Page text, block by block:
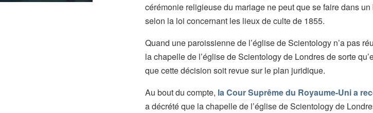
cérémonie religieuse du mariage ne peut que se faire dans
selon la loi concernant les lieux de culte de 1855.
Quand une paroissienne de l’église de Scientology n’a pas
la chapelle de l’église de Scientology de Londres de sorte
que cette décision soit revue sur le plan juridique.
Au bout du compte, la Cour Suprême du Royaume-Uni a
a décrété que la chapelle de l’église de Scientology de